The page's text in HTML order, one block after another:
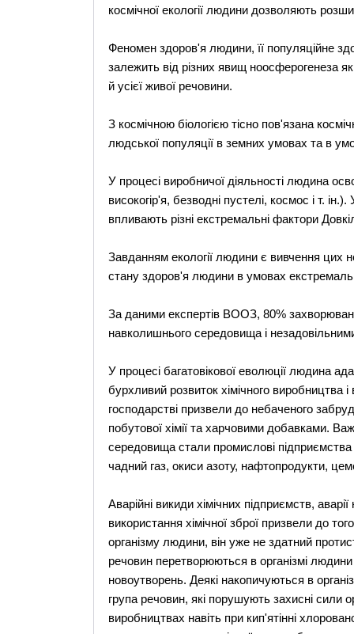
космічної екології людини дозволяють
Феномен здоров'я людини, її популяційне
залежить від різних явищ ноосферогенеза
й усієї живої речовини.
З космічною біологією тісно пов'язана
людської популяції в земних умовах та в
У процесі виробничої діяльності людина
високогір'я, безводні пустелі, космос і т.
впливають різні екстремальні фактори
Завданням екології людини є вивчення цих
стану здоров'я людини в умовах
За даними експертів ВООЗ, 80%
навколишнього середовища і
У процесі багатовікової еволюції людина
бурхливий розвиток хімічного виробництва
господарстві призвели до небаченого
побутової хімії та харчовими добавками.
середовища стали промислові
чадний газ, окиси азоту, нафтопродукти,
Аварійні викиди хімічних підприємств,
використання хімічної зброї призвели до
організму людини, він уже не здатний
речовин перетворюються в організмі
новоутворень. Деякі накопичуються в
група речовин, які порушують захисні сили
виробництвах навіть при кип'ятінні